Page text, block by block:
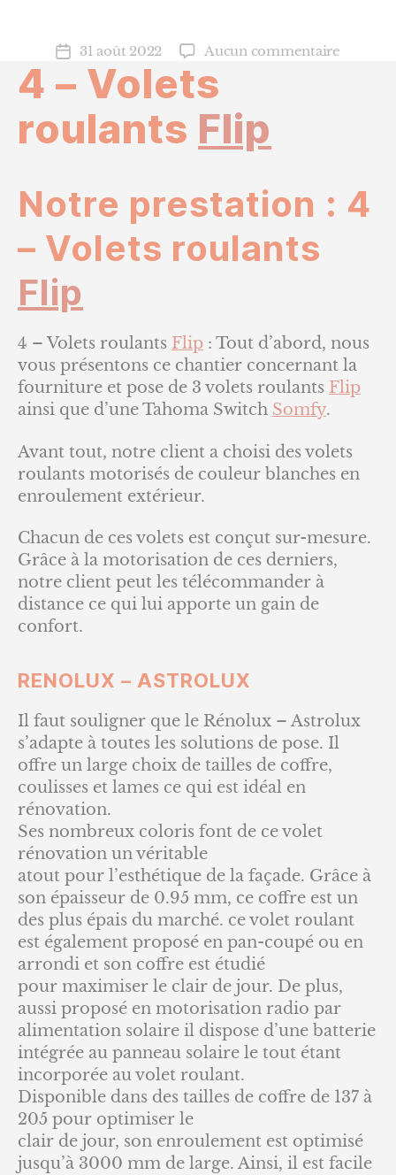
Date
l’article
31 août 2022 Aucun commentairesur
4 – Volets
roulants Flip
Notre prestation : 4
– Volets roulants
Flip
4 – Volets roulants Flip : Tout d’abord, nous
vous présentons ce chantier concernant la
fourniture et pose de 3 volets roulants Flip
ainsi que d’une Tahoma Switch Somfy.
Avant tout, notre client a choisi des volets
roulants motorisés de couleur blanches en
enroulement extérieur.
Chacun de ces volets est conçut sur-mesure.
Grâce à la motorisation de ces derniers,
notre client peut les télécommander à
distance ce qui lui apporte un gain de
confort.
RENOLUX – ASTROLUX
Il faut souligner que le Rénolux – Astrolux
s’adapte à toutes les solutions de pose. Il
offre un large choix de tailles de coffre,
coulisses et lames ce qui est idéal en
rénovation.
Ses nombreux coloris font de ce volet
rénovation un véritable
atout pour l’esthétique de la façade. Grâce à
son épaisseur de 0.95 mm, ce coffre est un
des plus épais du marché. ce volet roulant
est également proposé en pan-coupé ou en
arrondi et son coffre est étudié
pour maximiser le clair de jour. De plus,
aussi proposé en motorisation radio par
alimentation solaire il dispose d’une batterie
intégrée au panneau solaire le tout étant
incorporée au volet roulant.
Disponible dans des tailles de coffre de 137 à
205 pour optimiser le
clair de jour, son enroulement est optimisé
jusqu’à 3000 mm de large. Ainsi, il est facile